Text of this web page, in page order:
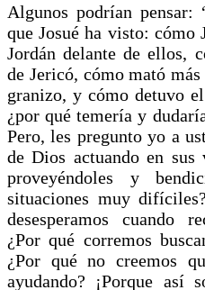
Algunos podrían pensar:
que Josué ha visto: cómo
Jordán delante de ellos,
de Jericó, cómo mató
granizo, y cómo detuvo
¿por qué temería y
Pero, les pregunto yo a
de Dios actuando en
proveyéndoles y
situaciones muy
desesperamos cuando
¿Por qué corremos
¿Por qué no creemos
ayudando? ¡Porque así